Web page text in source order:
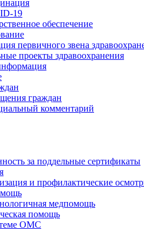
19
обеспечение
первичного звена
проекты здравоохранения
граждан
комментарий
за поддельные сертификаты
и профилактические
медпомощь
помощь
ОМС